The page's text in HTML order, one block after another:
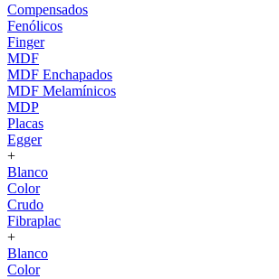
Compensados
Fenólicos
Finger
MDF
MDF Enchapados
MDF Melamínicos
MDP
Placas
Egger
+
Blanco
Color
Crudo
Fibraplac
+
Blanco
Color